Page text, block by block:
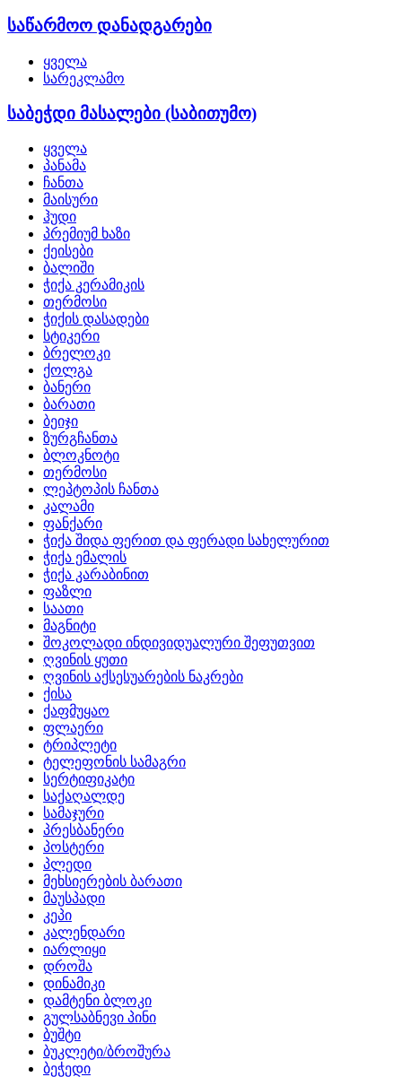
საწარმოო დანადგარები
ყველა
სარეკლამო
საბეჭდი მასალები (საბითუმო)
ყველა
პანამა
ჩანთა
მაისური
ჰუდი
პრემიუმ ხაზი
ქეისები
ბალიში
ჭიქა კერამიკის
თერმოსი
ჭიქის დასადები
სტიკერი
ბრელოკი
ქოლგა
ბანერი
ბარათი
ბეიჯი
ზურგჩანთა
ბლოკნოტი
თერმოსი
ლეპტოპის ჩანთა
კალამი
ფანქარი
ჭიქა შიდა ფერით და ფერადი სახელურით
ჭიქა ემალის
ჭიქა კარაბინით
ფაზლი
საათი
მაგნიტი
შოკოლადი ინდივიდუალური შეფუთვით
ღვინის ყუთი
ღვინის აქსესუარების ნაკრები
ქისა
ქაფმუყაო
ფლაერი
ტრიპლეტი
ტელეფონის სამაგრი
სერტიფიკატი
საქაღალდე
სამაჯური
პრესბანერი
პოსტერი
პლედი
მეხსიერების ბარათი
მაუსპადი
კეპი
კალენდარი
იარლიყი
დროშა
დინამიკი
დამტენი ბლოკი
გულსაბნევი პინი
ბუშტი
ბუკლეტი/ბროშურა
ბეჭედი